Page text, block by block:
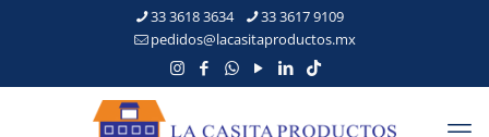
33 3618 3634
33 3617 9109
pedidos@lacasitaproductos.mx